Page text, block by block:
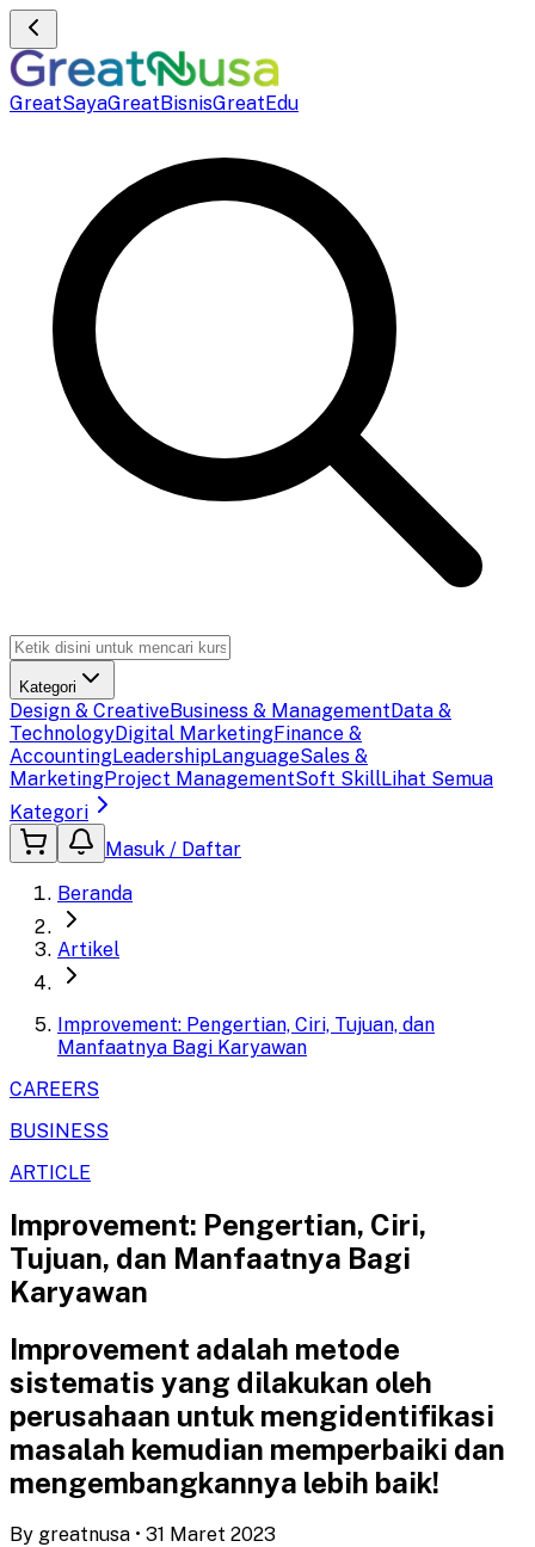
GreatSayaGreatBisnisGreatEdu
Kategori
Design & CreativeBusiness & ManagementData &
TechnologyDigital MarketingFinance &
AccountingLeadershipLanguageSales &
MarketingProject ManagementSoft SkillLihat Semua
Kategori
Masuk / Daftar
Beranda
Artikel
Improvement: Pengertian, Ciri, Tujuan, dan
Manfaatnya Bagi Karyawan
CAREERS
BUSINESS
ARTICLE
Improvement: Pengertian, Ciri,
Tujuan, dan Manfaatnya Bagi
Karyawan
Improvement adalah metode
sistematis yang dilakukan oleh
perusahaan untuk mengidentifikasi
masalah kemudian memperbaiki dan
mengembangkannya lebih baik!
By greatnusa • 31 Maret 2023